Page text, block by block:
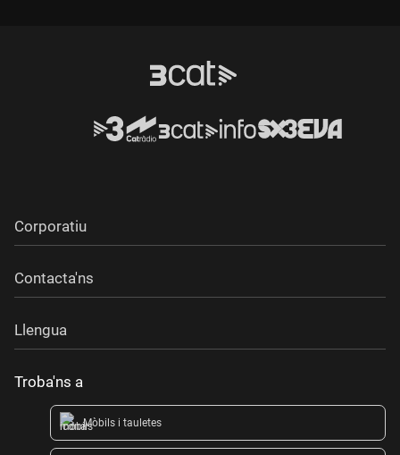
Corporatiu
Contacta'ns
Llengua
Troba'ns a
Mòbils i tauletes